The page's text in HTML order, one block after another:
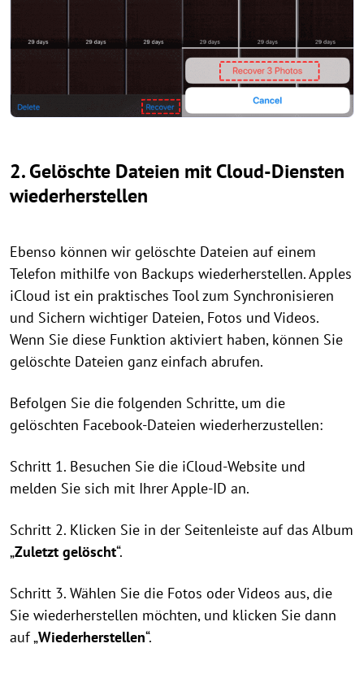
2. Gelöschte Dateien mit Cloud-Diensten
wiederherstellen
Ebenso können wir gelöschte Dateien auf einem
Telefon mithilfe von Backups wiederherstellen. Apples
iCloud ist ein praktisches Tool zum Synchronisieren
und Sichern wichtiger Dateien, Fotos und Videos.
Wenn Sie diese Funktion aktiviert haben, können Sie
gelöschte Dateien ganz einfach abrufen.
Befolgen Sie die folgenden Schritte, um die
gelöschten Facebook-Dateien wiederherzustellen:
Schritt 1. Besuchen Sie die iCloud-Website und
melden Sie sich mit Ihrer Apple-ID an.
Schritt 2. Klicken Sie in der Seitenleiste auf das Album
„Zuletzt gelöscht“.
Schritt 3. Wählen Sie die Fotos oder Videos aus, die
Sie wiederherstellen möchten, und klicken Sie dann
auf „Wiederherstellen“.